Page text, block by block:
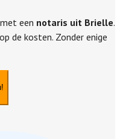
een notaris uit Brielle.
de kosten. Zonder enige